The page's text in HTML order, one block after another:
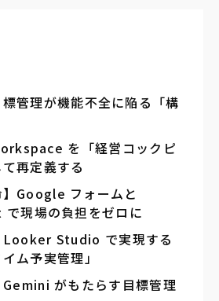
管理が機能不全に陥る「構
を「経営コックピ
再定義する
】Google フォームと
現場の負担をゼロに
Looker Studio で実現する
ム予実管理」
Gemini がもたらす目標管理